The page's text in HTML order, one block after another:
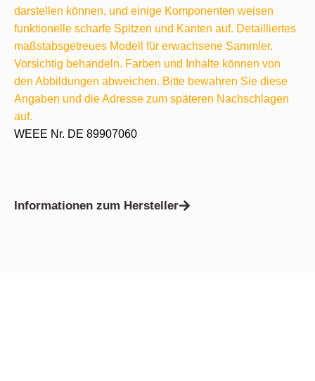
darstellen können, und einige Komponenten weisen
funktionelle scharfe Spitzen und Kanten auf. Detailliertes
maßstabsgetreues Modell für erwachsene Sammler.
Vorsichtig behandeln. Farben und Inhalte können von
den Abbildungen abweichen. Bitte bewahren Sie diese
Angaben und die Adresse zum späteren Nachschlagen
auf.
WEEE Nr. DE 89907060
Informationen zum Hersteller